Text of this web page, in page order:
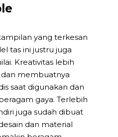
yang terkesan
tas ini justru juga
Kreativitas lebih
dan membuatnya
saat digunakan dan
gaya. Terlebih
juga sudah dibuat
dan material